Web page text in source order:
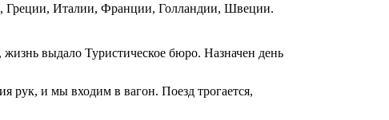
Греции, Италии, Франции, Голландии, Швеции.
выдало Туристическое бюро. Назначен день
рук, и мы входим в вагон. Поезд трогается,